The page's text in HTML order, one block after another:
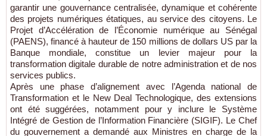
garantir une gouvernance centralisée, dynamique et cohérente
des projets numériques étatiques, au service des citoyens. Le
Projet d’Accélération de l’Économie numérique au Sénégal
(PAENS), financé à hauteur de 150 millions de dollars US par la
Banque mondiale, constitue un levier majeur pour la
transformation digitale durable de notre administration et de nos
services publics.
Après une phase d’alignement avec l’Agenda national de
Transformation et le New Deal Technologique, des extensions
ont été suggérées, notamment pour y inclure le Système
Intégré de Gestion de l’Information Financière (SIGIF). Le Chef
du gouvernement a demandé aux Ministres en charge de la